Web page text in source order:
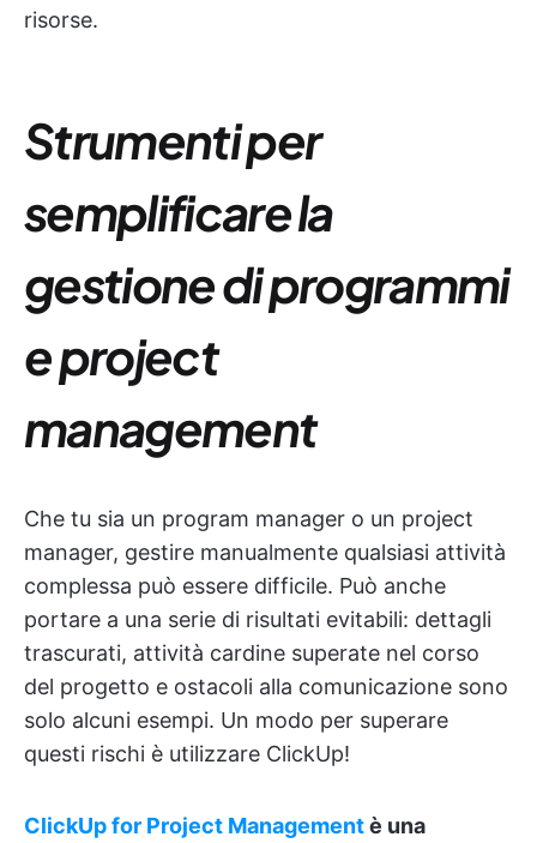
risorse.
Strumenti per
semplificare la
gestione di programmi
e project
management
Che tu sia un program manager o un project
manager, gestire manualmente qualsiasi attività
complessa può essere difficile. Può anche
portare a una serie di risultati evitabili: dettagli
trascurati, attività cardine superate nel corso
del progetto e ostacoli alla comunicazione sono
solo alcuni esempi. Un modo per superare
questi rischi è utilizzare ClickUp!
ClickUp for Project Managementè una